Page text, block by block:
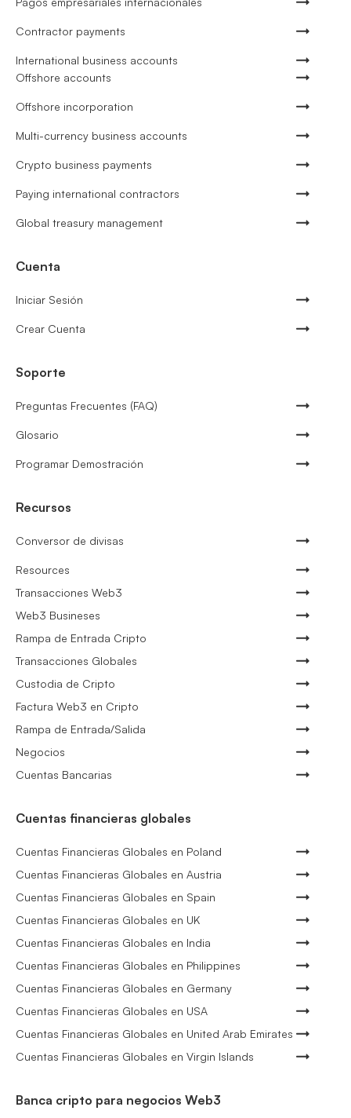
Contractor payments
International business accounts
Offshore accounts
Offshore incorporation
Multi-currency business accounts
Crypto business payments
Paying international contractors
Global treasury management
Cuenta
Iniciar Sesión
Crear Cuenta
Soporte
Preguntas Frecuentes (FAQ)
Glosario
Programar Demostración
Recursos
Conversor de divisas
Resources
Transacciones Web3
Web3 Busineses
Rampa de Entrada Cripto
Transacciones Globales
Custodia de Cripto
Factura Web3 en Cripto
Rampa de Entrada/Salida
Negocios
Cuentas Bancarias
Cuentas financieras globales
Cuentas Financieras Globales en Poland
Cuentas Financieras Globales en Austria
Cuentas Financieras Globales en Spain
Cuentas Financieras Globales en UK
Cuentas Financieras Globales en India
Cuentas Financieras Globales en Philippines
Cuentas Financieras Globales en Germany
Cuentas Financieras Globales en USA
Cuentas Financieras Globales en United Arab Emirates
Cuentas Financieras Globales en Virgin Islands
Banca cripto para negocios Web3